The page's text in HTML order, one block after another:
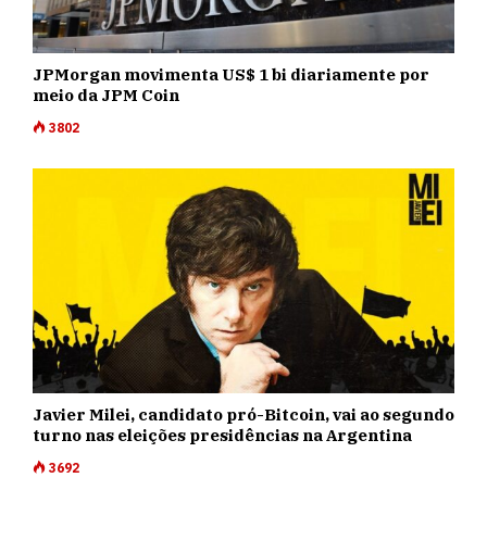
JPMorgan movimenta US$ 1 bi diariamente por
meio da JPM Coin
3802
Javier Milei, candidato pró-Bitcoin, vai ao segundo
turno nas eleições presidências na Argentina
3692